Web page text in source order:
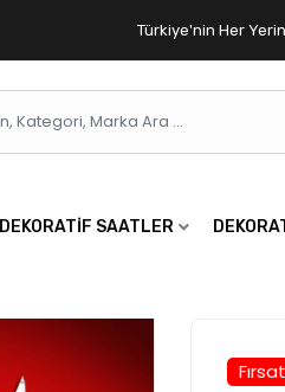
Türkiye'nin Her
DEKORATIF SAATLER
Fırsat